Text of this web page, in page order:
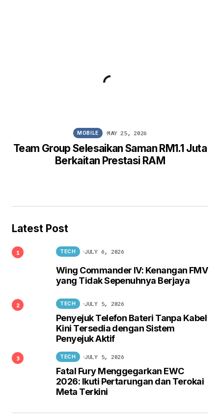
Team Group Selesaikan Saman RM1.1 Juta
Berkaitan Prestasi RAM
MOBILE MAY 25, 2026
Latest Post
Wing Commander IV: Kenangan FMV
yang Tidak Sepenuhnya Berjaya
TECH JULY 6, 2026
Penyejuk Telefon Bateri Tanpa Kabel
Kini Tersedia dengan Sistem
Penyejuk Aktif
TECH JULY 5, 2026
Fatal Fury Menggegarkan EWC
2026: Ikuti Pertarungan dan Terokai
Meta Terkini
TECH JULY 5, 2026